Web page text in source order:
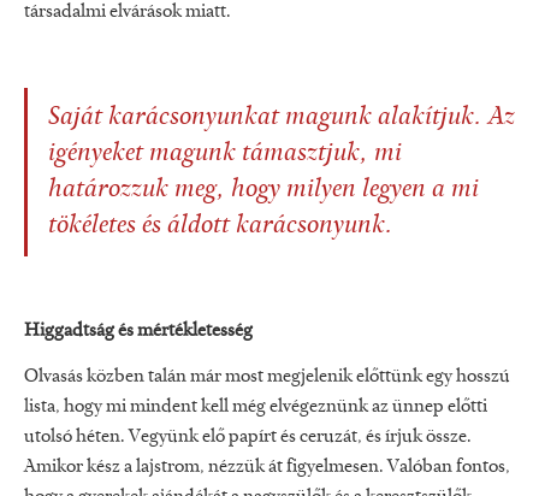
társadalmi elvárások miatt.
Saját karácsonyunkat magunk alakítjuk. Az
igényeket magunk támasztjuk, mi
határozzuk meg, hogy milyen legyen a mi
tökéletes és áldott karácsonyunk.
Higgadtság és mértékletesség
Olvasás közben talán már most megjelenik előttünk egy hosszú
lista, hogy mi mindent kell még elvégeznünk az ünnep előtti
utolsó héten. Vegyünk elő papírt és ceruzát, és írjuk össze.
Amikor kész a lajstrom, nézzük át figyelmesen. Valóban fontos,